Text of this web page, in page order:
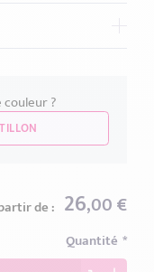
couleur ?
de : 26,00 €
Quantité